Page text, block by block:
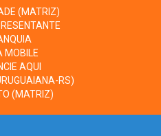
(MATRIZ)
MOBILE
AQUI
RS)
(MATRIZ)